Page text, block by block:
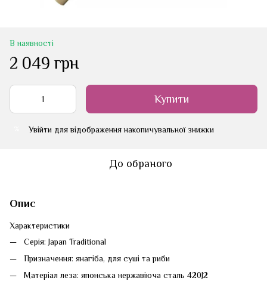
В наявності
2 049 грн
Купити
Увійти для відображення накопичувальної знижки
До обраного
Опис
Характеристики
Серія: Japan Traditional
Призначення: янагіба, для суші та риби
Матеріал леза: японська нержавіюча сталь 420J2